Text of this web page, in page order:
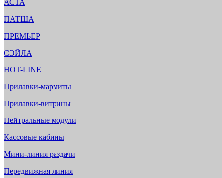
АСТА
ПАТША
ПРЕМЬЕР
СЭЙЛА
HOT-LINE
Прилавки-мармиты
Прилавки-витрины
Нейтральные модули
Кассовые кабины
Мини-линия раздачи
Передвижная линия